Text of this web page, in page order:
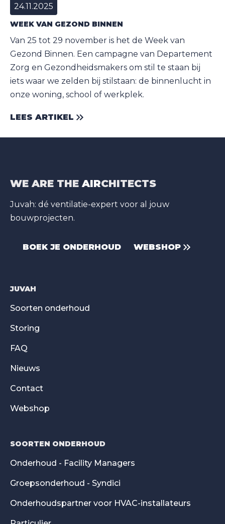
24.11.2025
WEEK VAN GEZOND BINNEN
Van 25 tot 29 november is het de Week van
Gezond Binnen. Een campagne van Departement
Zorg en Gezondheidsmakers om stil te staan bij
iets waar we zelden bij stilstaan: de binnenlucht in
onze woning, school of werkplek.
LEES ARTIKEL
WE ARE THE AIRCHITECTS
Juvah: dé ventilatie-expert voor al jouw
bouwprojecten.
BOEK JE ONDERHOUD WEBSHOP
JUVAH
Soorten onderhoud
Storing
FAQ
Nieuws
Contact
Webshop
SOORTEN ONDERHOUD
Onderhoud - Facility Managers
Groepsonderhoud - Syndici
Onderhoudspartner voor HVAC-installateurs